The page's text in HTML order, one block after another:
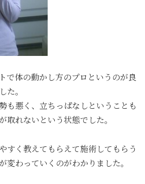
で体の動かし方のプロというのが良
た。
も悪く、立ちっぱなしということも
取れないという状態でした。
すく教えてもらえて施術してもらう
変わっていくのがわかりました。